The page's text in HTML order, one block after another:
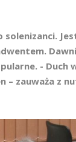
- Duch
– zauważa z